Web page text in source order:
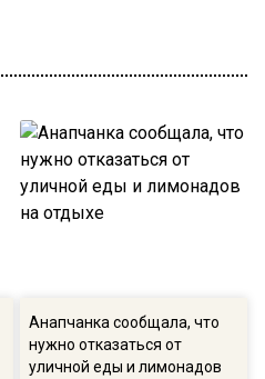
Анапчанка сообщала, что
нужно отказаться от
уличной еды и лимонадов